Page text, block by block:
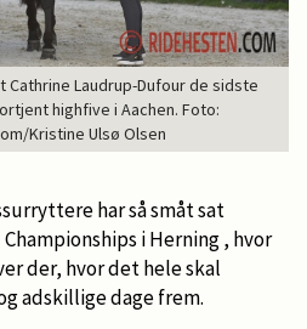
Cathrine Laudrup-Dufour de sidste
highfive i Aachen. Foto:
Kristine Ulsø Olsen
har så småt sat
Championships i Herning , hvor
der, hvor det hele skal
adskillige dage frem.